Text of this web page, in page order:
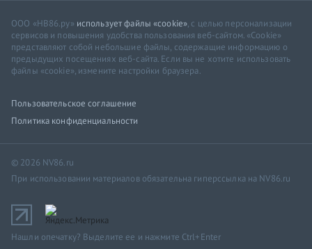
ООО «НВ86.ру» использует файлы «cookie», с целью персонализации
сервисов и повышения удобства пользования веб-сайтом. «Cookie»
представляют собой небольшие файлы, содержащие информацию о
предыдущих посещениях веб-сайта. Если вы не хотите использовать
файлы «cookie», измените настройки браузера.
Пользовательское соглашение
Политика конфиденциальности
© 2026 NV86.ru
При использовании материалов обязательна гиперссылка на NV86.ru
Нашли опечатку? Выделите ее и нажмите Ctrl+Enter